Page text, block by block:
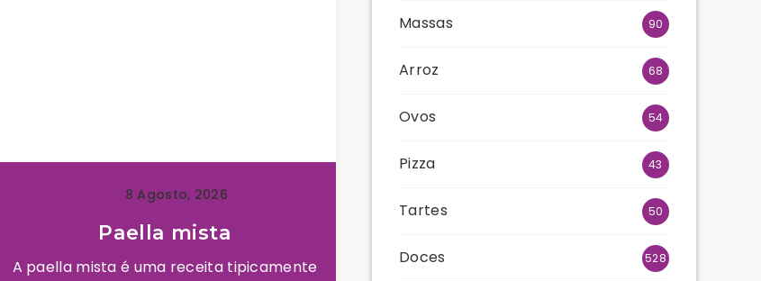
8 Agosto, 2026
Paella mista
A paella mista é uma receita tipicamente
Massas 90
Arroz 68
Ovos 54
Pizza 43
Tartes 50
Doces 528